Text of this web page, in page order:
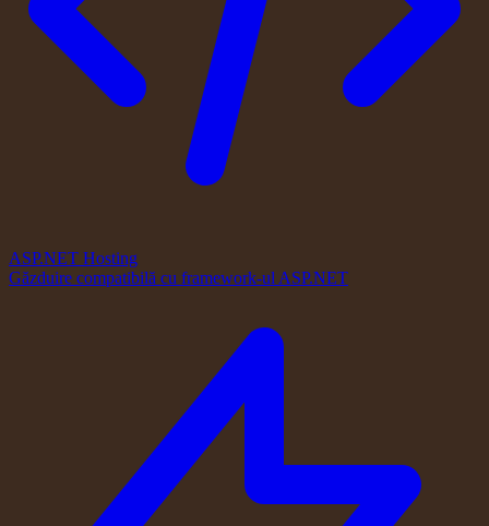
ASP.NET Hosting
Găzduire compatibilă cu framework-ul ASP.NET